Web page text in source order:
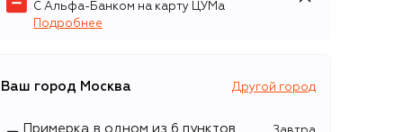
С Альфа-Банком на карту ЦУМа
Подробнее
Ваш город Москва Другой город
Примерка в одном из 6 пунктов